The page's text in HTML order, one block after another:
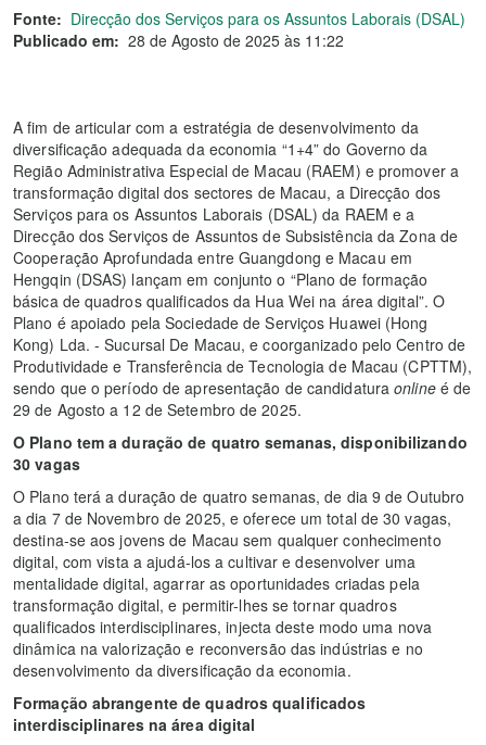
Fonte: Direcção dos Serviços para os Assuntos Laborais (DSAL)
Publicado em: 28 de Agosto de 2025 às 11:22
A fim de articular com a estratégia de desenvolvimento da
diversificação adequada da economia “1+4” do Governo da
Região Administrativa Especial de Macau (RAEM) e promover a
transformação digital dos sectores de Macau, a Direcção dos
Serviços para os Assuntos Laborais (DSAL) da RAEM e a
Direcção dos Serviços de Assuntos de Subsistência da Zona de
Cooperação Aprofundada entre Guangdong e Macau em
Hengqin (DSAS) lançam em conjunto o “Plano de formação
básica de quadros qualificados da Hua Wei na área digital”. O
Plano é apoiado pela Sociedade de Serviços Huawei (Hong
Kong) Lda. - Sucursal De Macau, e coorganizado pelo Centro de
Produtividade e Transferência de Tecnologia de Macau (CPTTM),
sendo que o período de apresentação de candidaturaonlineé de
29 de Agosto a 12 de Setembro de 2025.
O Plano tem a duração de quatro semanas, disponibilizando
30 vagas
O Plano terá a duração de quatro semanas, de dia 9 de Outubro
a dia 7 de Novembro de 2025, e oferece um total de 30 vagas,
destina-se aos jovens de Macau sem qualquer conhecimento
digital, com vista a ajudá-los a cultivar e desenvolver uma
mentalidade digital, agarrar as oportunidades criadas pela
transformação digital, e permitir-lhes se tornar quadros
qualificados interdisciplinares, injecta deste modo uma nova
dinâmica na valorização e reconversão das indústrias e no
desenvolvimento da diversificação da economia.
Formação abrangente de quadros qualificados
interdisciplinares na área digital